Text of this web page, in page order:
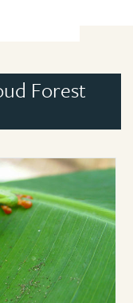
Forest